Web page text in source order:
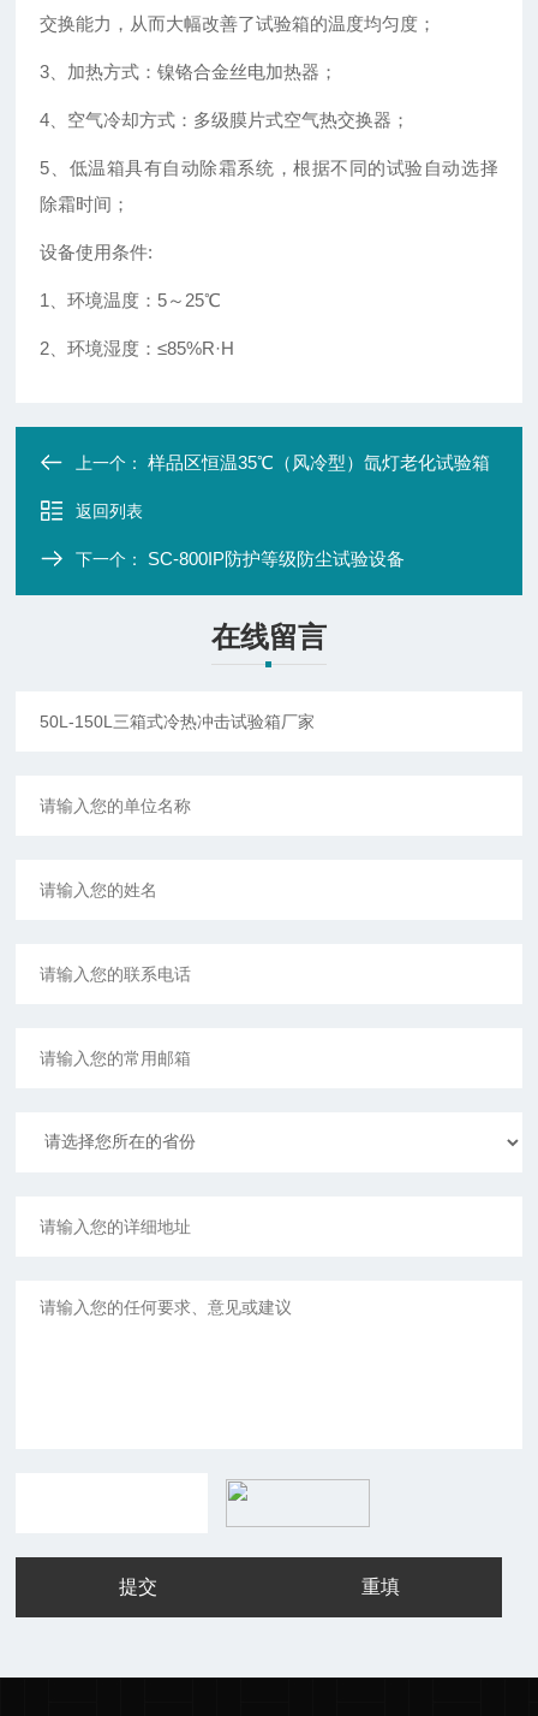
交换能力，从而大幅改善了试验箱的温度均匀度；
3、加热方式：镍铬合金丝电加热器；
4、空气冷却方式：多级膜片式空气热交换器；
5、低温箱具有自动除霜系统，根据不同的试验自动选择
除霜时间；
设备使用条件:
1、环境温度：5～25℃
2、环境湿度：≤85%R·H
上一个：样品区恒温35℃（风冷型）氙灯老化试验箱
返回列表
下一个： SC-800IP防护等级防尘试验设备
在线留言